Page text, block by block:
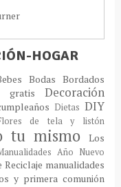
HOGAR
BodasBordados
gratisDecoración
DietasDIY
de tela y listón
tu mismoLos
Año Nuevo
Reciclaje manualidades
y primera comunión